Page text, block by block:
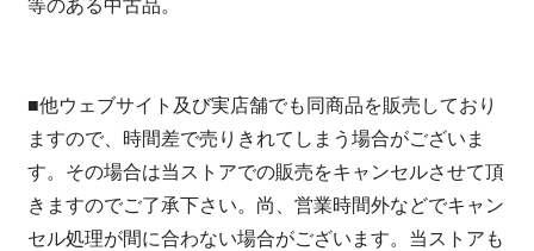
■他ウェブサイト及び実店舗でも同商品を販売しており
ますので、時間差で売りきれてしまう場合がございま
す。その場合は当ストアでの販売をキャンセルさせて頂
きますのでご了承下さい。尚、営業時間外などでキャン
セル処理が間に合わない場合がございます。当ストアも